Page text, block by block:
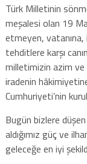
Türk Milletinin
meşalesi olan 19
etmeyen,
tehditlere karşı
milletimizin azim ve
iradenin
Cumhuriyeti’nin
Bugün bizlere
aldığımız güç ve
geleceğe en iyi